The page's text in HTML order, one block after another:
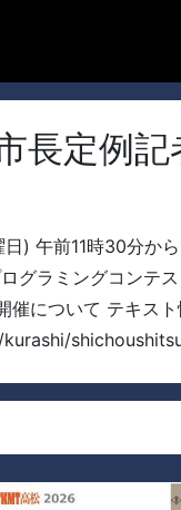
定例記
) 午前11時30分か
グラミングコンテ
催について テキスト